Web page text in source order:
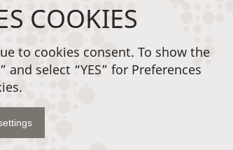
COOKIES
to cookies consent. To show the
select “YES” for Preferences